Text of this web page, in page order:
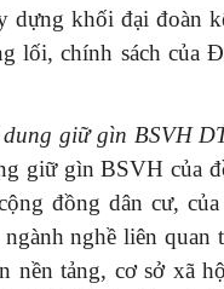
dựng khối đại đoàn
lối, chính sách của
giữ gìn BSVH
giữ gìn BSVH của
đồng dân cư,
nghề liên quan
nền tảng, cơ sở xã